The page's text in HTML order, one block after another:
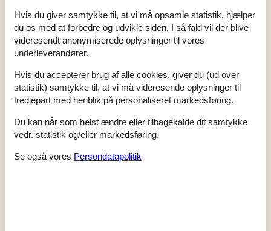
Vores gæsteanmeldelserEksterne anmeldelser
3,0
Vurderet d. 27-12-2024
5
4
3
1
Hvis du giver samtykke til, at vi må opsamle statistik, hjælper
du os med at forbedre og udvikle siden. I så fald vil der blive
videresendt anonymiserede oplysninger til vores
underleverandører.
Hvis du accepterer brug af alle cookies, giver du (ud over
statistik) samtykke til, at vi må videresende oplysninger til
tredjepart med henblik på personaliseret markedsføring.
Du kan når som helst ændre eller tilbagekalde dit samtykke
vedr. statistik og/eller markedsføring.
Se også vores Persondatapolitik